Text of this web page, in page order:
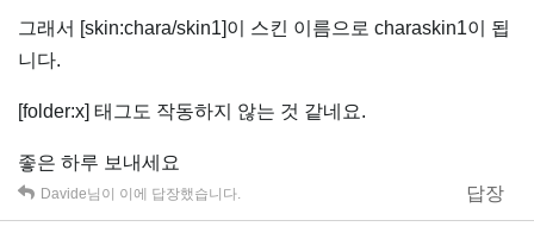
그래서 [skin:chara/skin1]이 스킨 이름으로 charaskin1이 됩
니다.
[folder:x] 태그도 작동하지 않는 것 같네요.
좋은 하루 보내세요
답장
Davide님이 이에 답장했습니다.